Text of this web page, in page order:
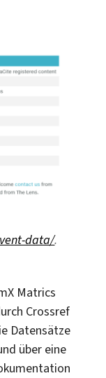
data/.
Matrics
Crossref
Datensätze
über eine